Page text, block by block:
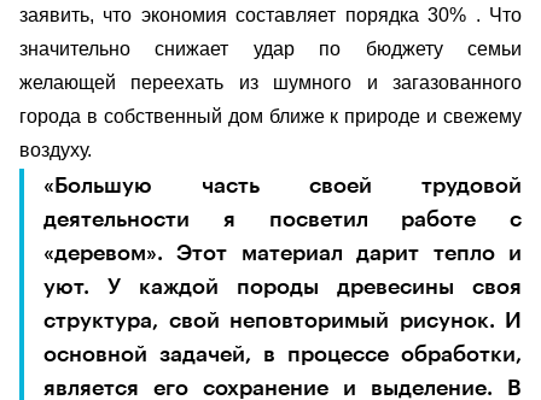
заявить, что экономия составляет порядка 30% . Что
значительно снижает удар по бюджету семьи
желающей переехать из шумного и загазованного
города в собственный дом ближе к природе и свежему
воздуху.
«Большую часть своей трудовой
деятельности я посветил работе с
«деревом». Этот материал дарит тепло и
уют. У каждой породы древесины своя
структура, свой неповторимый рисунок. И
основной задачей, в процессе обработки,
является его сохранение и выделение. В